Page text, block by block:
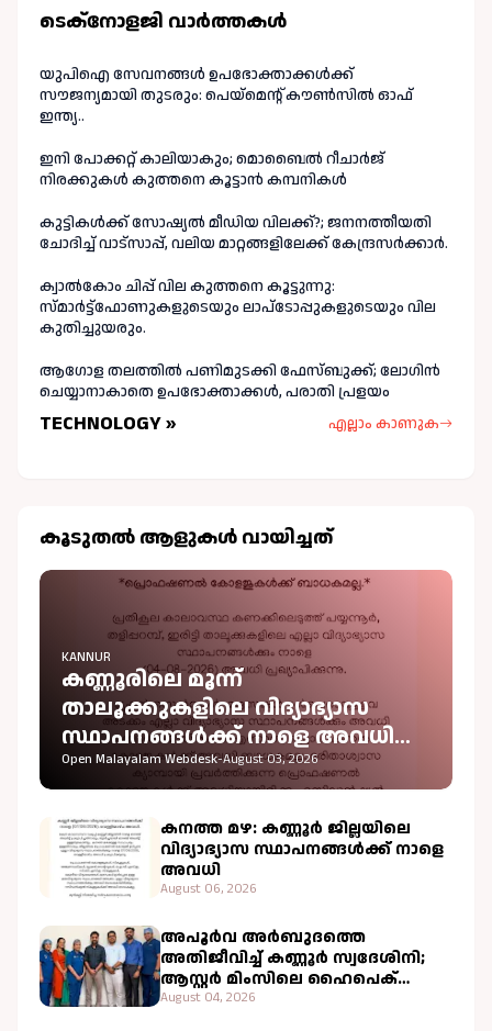
ടെക്നോളജി വാർത്തകള്‍
യുപിഐ സേവനങ്ങൾ ഉപഭോക്താക്കൾക്ക്
സൗജന്യമായി തുടരും: പെയ്മെന്റ് കൗൺസിൽ ഓഫ്
ഇന്ത്യ..
ഇനി പോക്കറ്റ് കാലിയാകും; മൊബൈൽ റീചാർജ്
നിരക്കുകൾ കുത്തനെ കൂട്ടാൻ കമ്പനികൾ
കുട്ടികൾക്ക് സോഷ്യൽ മീഡിയ വിലക്ക്?; ജനനത്തീയതി
ചോദിച്ച് വാട്‌സാപ്പ്, വലിയ മാറ്റങ്ങളിലേക്ക് കേന്ദ്രസർക്കാർ.
ക്വാൽകോം ചിപ്പ് വില കുത്തനെ കൂട്ടുന്നു:
സ്മാർട്ട്ഫോണുകളുടെയും ലാപ്ടോപ്പുകളുടെയും വില
കുതിച്ചുയരും.
ആഗോള തലത്തിൽ പണിമുടക്കി ഫേസ്ബുക്ക്; ലോഗിന്‍
ചെയ്യാനാകാതെ ഉപഭോക്താക്കള്‍, പരാതി പ്രളയം
TECHNOLOGY » എല്ലാം കാണുക
കൂടുതല്‍ ആളുകള്‍ വായിച്ചത്
KANNUR
കണ്ണൂരിലെ മൂന്ന്
താലൂക്കുകളിലെ വിദ്യാഭ്യാസ
സ്ഥാപനങ്ങൾക്ക് നാളെ അവധി
പ്രഖ്യാപിച്ചു
Open Malayalam Webdesk-August 03, 2026
കനത്ത മഴ: കണ്ണൂർ ജില്ലയിലെ
വിദ്യാഭ്യാസ സ്ഥാപനങ്ങൾക്ക് നാളെ
അവധി
August 06, 2026
അപൂർവ അർബുദത്തെ
അതിജീവിച്ച് കണ്ണൂർ സ്വദേശിനി;
ആസ്റ്റർ മിംസിലെ ഹൈപെക്
ചികിത്സ വിജയകരം
August 04, 2026